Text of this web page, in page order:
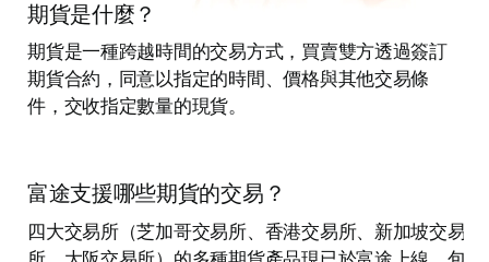
期貨是一種跨越時間的交易方式，買賣雙方透過簽訂
期貨合約，同意以指定的時間、價格與其他交易條
件，交收指定數量的現貨。
期貨是什麼？
四大交易所（芝加哥交易所、香港交易所、新加坡交易
富途支援哪些期貨的交易？